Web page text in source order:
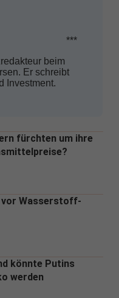
beim
Er schreibt
Investment.
fürchten um ihre
vor Wasserstoff-
könnte Putins
werden